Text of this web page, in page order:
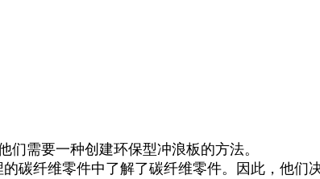
们需要一种创建环保型冲浪板的方法。
碳纤维零件中了解了碳纤维零件。因此，他们